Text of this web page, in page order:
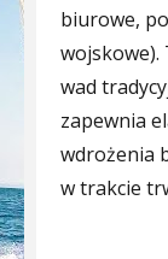
biurowe,
wad
zapewnia
wdrożenia
w trakcie